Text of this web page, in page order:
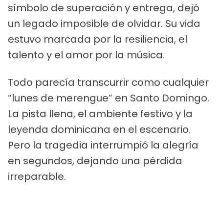
símbolo de superación y entrega, dejó
un legado imposible de olvidar. Su vida
estuvo marcada por la resiliencia, el
talento y el amor por la música.
Todo parecía transcurrir como cualquier
“lunes de merengue” en Santo Domingo.
La pista llena, el ambiente festivo y la
leyenda dominicana en el escenario.
Pero la tragedia interrumpió la alegría
en segundos, dejando una pérdida
irreparable.